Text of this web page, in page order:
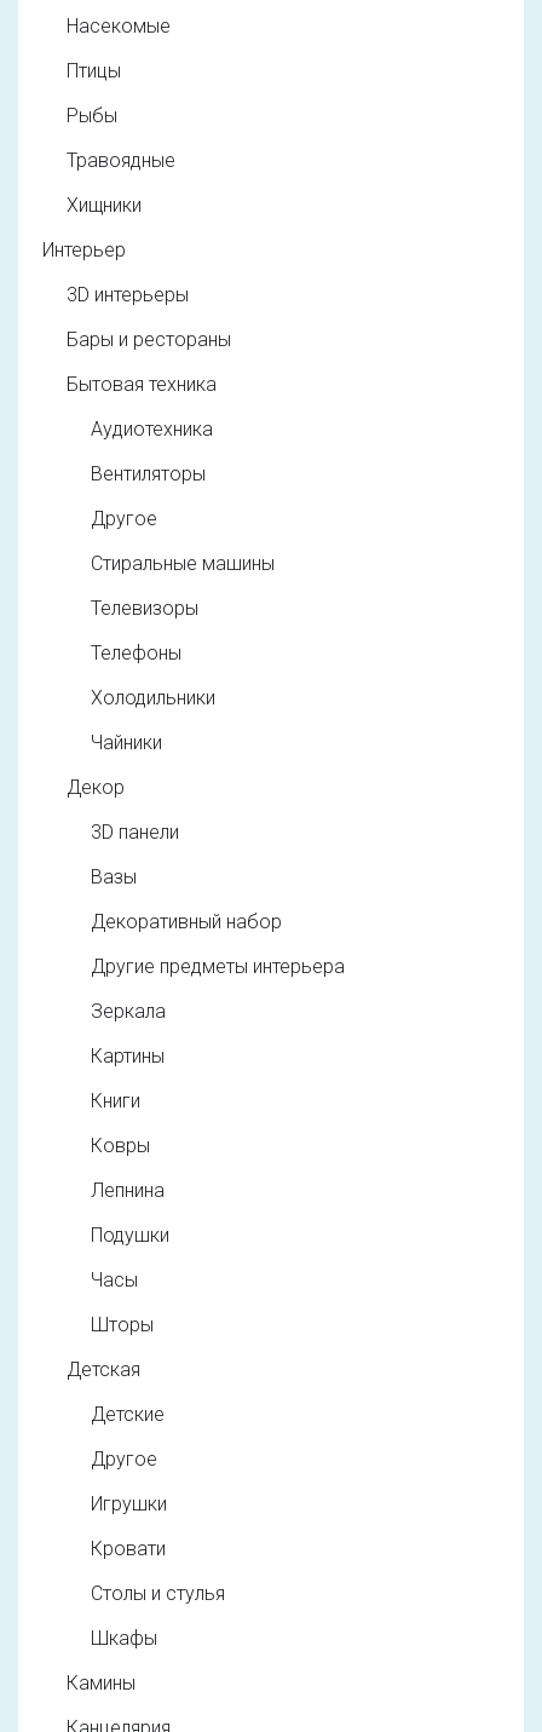
Насекомые
Птицы
Рыбы
Травоядные
Хищники
Интерьер
3D интерьеры
Бары и рестораны
Бытовая техника
Аудиотехника
Вентиляторы
Другое
Стиральные машины
Телевизоры
Телефоны
Холодильники
Чайники
Декор
3D панели
Вазы
Декоративный набор
Другие предметы интерьера
Зеркала
Картины
Книги
Ковры
Лепнина
Подушки
Часы
Шторы
Детская
Детские
Другое
Игрушки
Кровати
Столы и стулья
Шкафы
Камины
Канцелярия